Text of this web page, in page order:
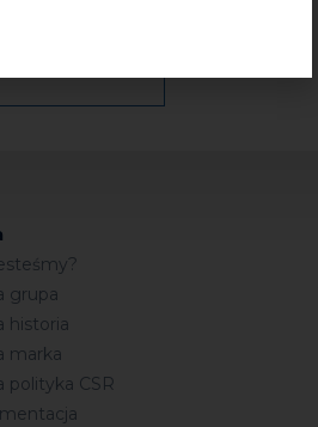
grupa
historia
marka
polityka CSR